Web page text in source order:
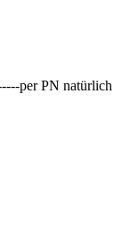
per PN natürlich